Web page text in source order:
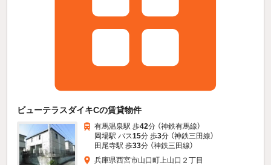
ビューテラスダイキCの賃貸物件
有馬温泉駅 歩42分 （神鉄有馬線）
岡場駅 バス15分 歩3分 （神鉄三田線）
田尾寺駅 歩33分 （神鉄三田線）
兵庫県西宮市山口町上山口２丁目